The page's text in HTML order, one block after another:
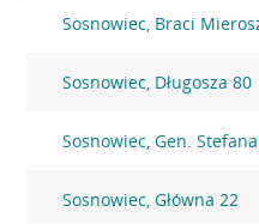
Sosnowiec, Braci
Sosnowiec, Długosza 80
Sosnowiec, Gen.
Sosnowiec, Główna 22